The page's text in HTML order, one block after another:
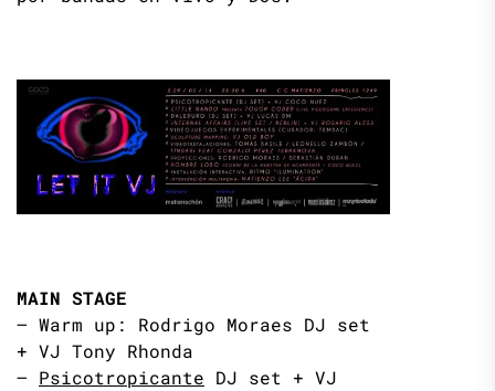
MAIN STAGE
– Warm up: Rodrigo Moraes DJ set
+ VJ Tony Rhonda
– Psicotropicante DJ set + VJ